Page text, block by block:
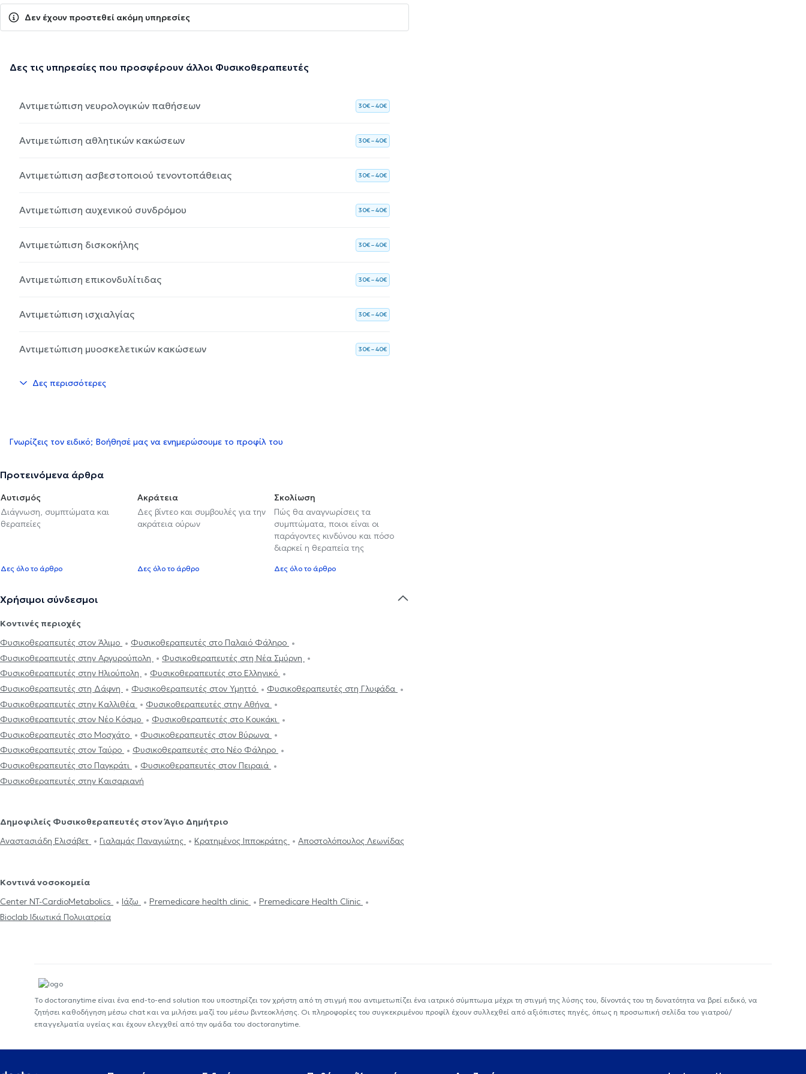
Δεν έχουν προστεθεί ακόμη υπηρεσίες
Δες τις υπηρεσίες που προσφέρουν άλλοι Φυσικοθεραπευτές
Αντιμετώπιση νευρολογικών παθήσεων 30€ – 40€
Αντιμετώπιση αθλητικών κακώσεων 30€ – 40€
Αντιμετώπιση ασβεστοποιού τενοντοπάθειας 30€ – 40€
Αντιμετώπιση αυχενικού συνδρόμου 30€ – 40€
Αντιμετώπιση δισκοκήλης 30€ – 40€
Αντιμετώπιση επικονδυλίτιδας 30€ – 40€
Αντιμετώπιση ισχιαλγίας 30€ – 40€
Αντιμετώπιση μυοσκελετικών κακώσεων 30€ – 40€
Δες περισσότερες
Γνωρίζεις τον ειδικό; Βοήθησέ μας να ενημερώσουμε το προφίλ του
Προτεινόμενα άρθρα
Αυτισμός
Διάγνωση, συμπτώματα και
θεραπείες
Δες όλο το άρθρο
Ακράτεια
Δες βίντεο και συμβουλές για την
ακράτεια ούρων
Δες όλο το άρθρο
Σκολίωση
Πώς θα αναγνωρίσεις τα
συμπτώματα, ποιοι είναι οι
παράγοντες κινδύνου και πόσο
διαρκεί η θεραπεία της
Δες όλο το άρθρο
Χρήσιμοι σύνδεσμοι
Κοντινές περιοχές
Φυσικοθεραπευτές στον Άλιμο
Φυσικοθεραπευτές στο Παλαιό Φάληρο
Φυσικοθεραπευτές στην Αργυρούπολη
Φυσικοθεραπευτές στη Νέα Σμύρνη
Φυσικοθεραπευτές στην Ηλιούπολη
Φυσικοθεραπευτές στο Ελληνικό
Φυσικοθεραπευτές στη Δάφνη
Φυσικοθεραπευτές στον Υμηττό
Φυσικοθεραπευτές στη Γλυφάδα
Φυσικοθεραπευτές στην Καλλιθέα
Φυσικοθεραπευτές στην Αθήνα
Φυσικοθεραπευτές στον Νέο Κόσμο
Φυσικοθεραπευτές στο Κουκάκι
Φυσικοθεραπευτές στο Μοσχάτο
Φυσικοθεραπευτές στον Βύρωνα
Φυσικοθεραπευτές στον Ταύρο
Φυσικοθεραπευτές στο Νέο Φάληρο
Φυσικοθεραπευτές στο Παγκράτι
Φυσικοθεραπευτές στον Πειραιά
Φυσικοθεραπευτές στην Καισαριανή
Δημοφιλείς Φυσικοθεραπευτές στον Άγιο Δημήτριο
Αναστασιάδη Ελισάβετ
Γιαλαμάς Παναγιώτης Κρατημένος Ιπποκράτης Αποστολόπουλος Λεωνίδας
Κοντινά νοσοκομεία
Center NT-CardioMetabolics
Ιάζω Premedicare health clinic
Premedicare Health Clinic
Bioclab Ιδιωτικά Πολυιατρεία
Το doctoranytime είναι ένα end-to-end solution που υποστηρίζει τον χρήστη από τη στιγμή που αντιμετωπίζει ένα ιατρικό σύμπτωμα μέχρι τη στιγμή της λύσης του, δίνοντάς του τη δυνατότητα να βρεί ειδικό, να
ζητήσει καθοδήγηση μέσω chat και να μιλήσει μαζί του μέσω βιντεοκλήσης. Οι πληροφορίες του συγκεκριμένου προφίλ έχουν συλλεχθεί από αξιόπιστες πηγές, όπως η προσωπική σελίδα του γιατρού/
επαγγελματία υγείας και έχουν ελεγχθεί από την ομάδα του doctoranytime.